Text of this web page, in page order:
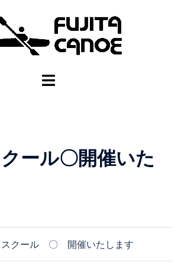
ール〇開催いた
スクール 〇 開催いたします